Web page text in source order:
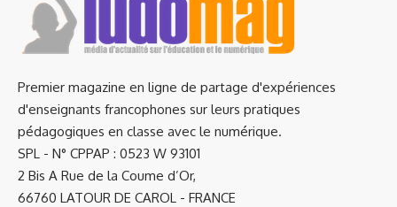
Premier magazine en ligne de partage d'expériences
d'enseignants francophones sur leurs pratiques
pédagogiques en classe avec le numérique.
SPL - N° CPPAP : 0523 W 93101
2 Bis A Rue de la Coume d’Or,
66760 LATOUR DE CAROL - FRANCE